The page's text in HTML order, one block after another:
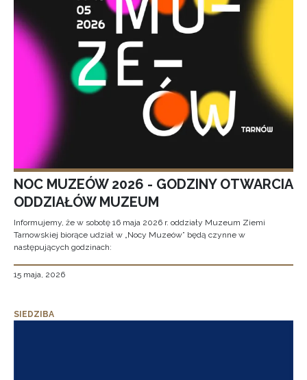
NOC MUZEÓW 2026 - GODZINY OTWARCIA
ODDZIAŁÓW MUZEUM
Informujemy, że w sobotę 16 maja 2026 r. oddziały Muzeum Ziemi
Tarnowskiej biorące udział w „Nocy Muzeów” będą czynne w
następujących godzinach:
15 maja, 2026
SIEDZIBA